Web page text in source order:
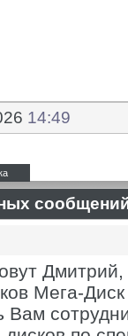
14:49
Мега-Диск
Вам